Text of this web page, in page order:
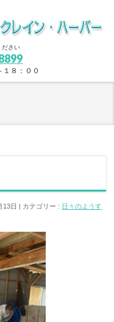
ださい
８：００
13日 カテゴリー : 日々のようす